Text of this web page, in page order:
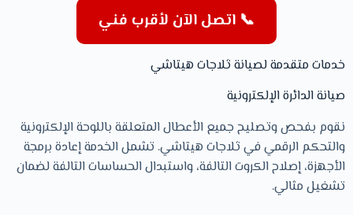
📞 اتصل الآن لأقرب فني
خدمات متقدمة لصيانة ثلاجات هيتاشي
صيانة الدائرة الإلكترونية
نقوم بفحص وتصليح جميع الأعطال المتعلقة باللوحة الإلكترونية
والتحكم الرقمي في ثلاجات هيتاشي. تشمل الخدمة إعادة برمجة
الأجهزة، إصلاح الكروت التالفة، واستبدال الحساسات التالفة لضمان
تشغيل مثالي.